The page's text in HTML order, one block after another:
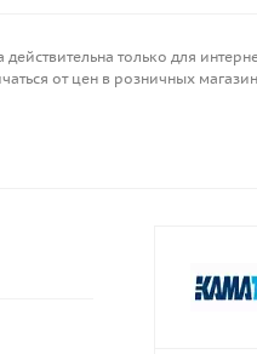
действительна только для
от цен в розничных